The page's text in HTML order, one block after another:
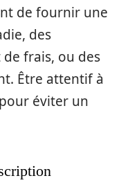
de fournir une
des
frais, ou des
Être attentif à
éviter un